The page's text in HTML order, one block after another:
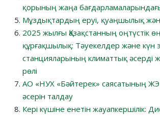
қорының жаңа бағдарламаларындағы
Мұздықтардың еруі, қуаңшылық
2025 жылғы Қазақстанның оңтүстік
құрғақшылық: Тәуекелдер және күн
станцияларының климаттық әсерді
рөлі
АО «НУХ «Бәйтерек» саясатының
әсерін талдау
Кері күшіне енетін жауапкершілік: